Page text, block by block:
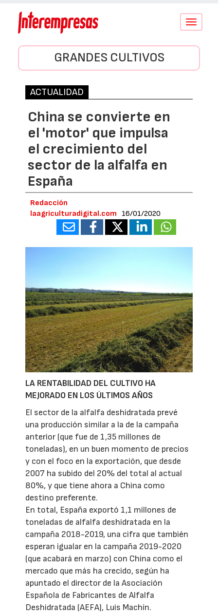
Conmutar
GRANDES CULTIVOS
ACTUALIDAD
China se convierte en
el 'motor' que impulsa
el crecimiento del
sector de la alfalfa en
España
Redacción
laagriculturadigital.com
16/01/2020
LA RENTABILIDAD DEL CULTIVO HA
MEJORADO EN LOS ÚLTIMOS AÑOS
El sector de la alfalfa deshidratada prevé
una producción similar a la de la campaña
anterior (que fue de 1,35 millones de
toneladas), en un buen momento de precios
y con el foco en la exportación, que desde
2007 ha subido del 20% del total al actual
80%, y que tiene ahora a China como
destino preferente.
En total, España exportó 1,1 millones de
toneladas de alfalfa deshidratada en la
campaña 2018-2019, una cifra que también
esperan igualar en la campaña 2019-2020
(que acabará en marzo) con China como el
mercado que más ha crecido, según ha
apuntado el director de la Asociación
Española de Fabricantes de Alfalfa
Deshidratada (AEFA), Luis Machín.